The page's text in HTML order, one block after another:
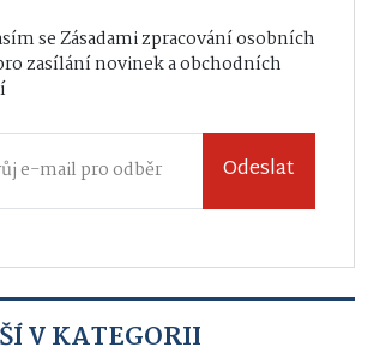
seZásadami zpracování osobních
zasílání novinek a obchodních
Odeslat
V KATEGORII